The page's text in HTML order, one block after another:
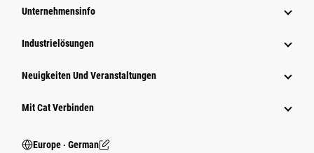
Unternehmensinfo
Industrielösungen
Neuigkeiten Und Veranstaltungen
Mit Cat Verbinden
Europe ‧ German